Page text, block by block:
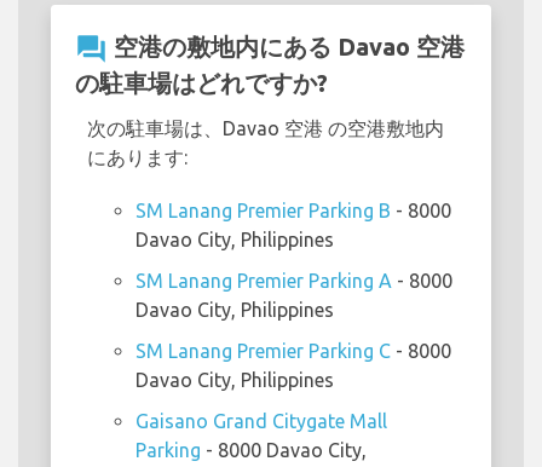
question_answer 空港の敷地内にある Davao 空港
の駐車場はどれですか?
次の駐車場は、Davao 空港 の空港敷地内
にあります:
SM Lanang Premier Parking B - 8000
Davao City, Philippines
SM Lanang Premier Parking A - 8000
Davao City, Philippines
SM Lanang Premier Parking C - 8000
Davao City, Philippines
Gaisano Grand Citygate Mall
Parking - 8000 Davao City,